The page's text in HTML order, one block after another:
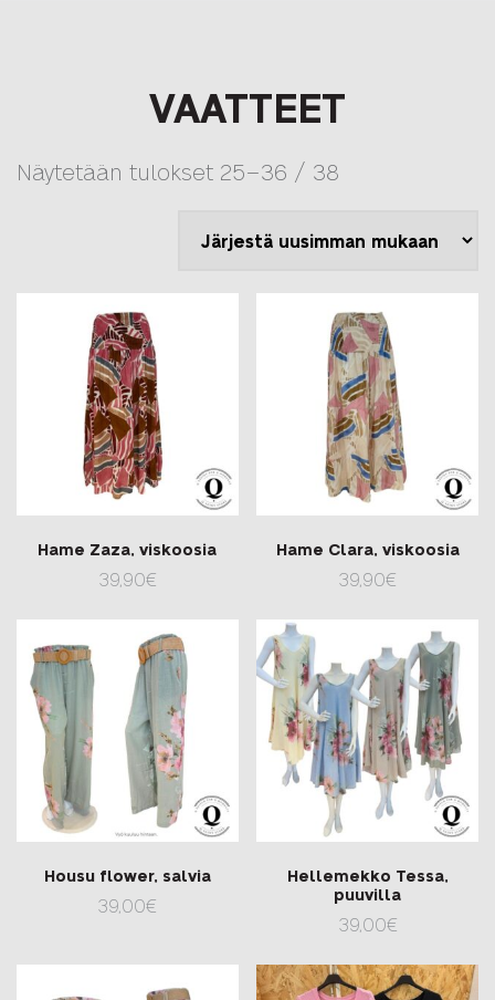
VAATTEET
Näytetään tulokset 25–36 / 38
latest
Hame Zaza, viskoosia
39,90€
Hame Clara, viskoosia
39,90€
Housu flower, salvia
39,00€
Hellemekko Tessa,
puuvilla
39,00€